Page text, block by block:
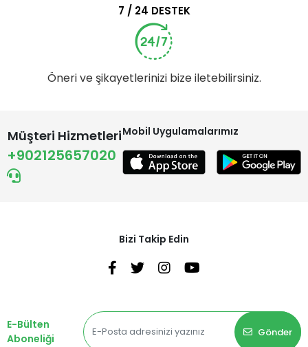
7 / 24 DESTEK
Öneri ve şikayetlerinizi bize iletebilirsiniz.
Müşteri Hizmetleri
+902125657020
Mobil Uygulamalarımız
Bizi Takip Edin
E-Bülten
Aboneliği
Gönder